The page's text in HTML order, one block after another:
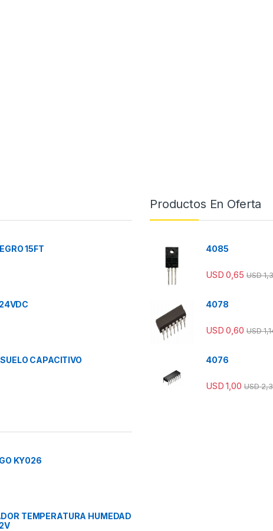
15FT
CAPACITIVO
Productos En Oferta
4085
USD 0,65 USD
4078
USD 0,60 USD
4076
USD 1,00 USD
KY026
TEMPERATURA HUMEDAD